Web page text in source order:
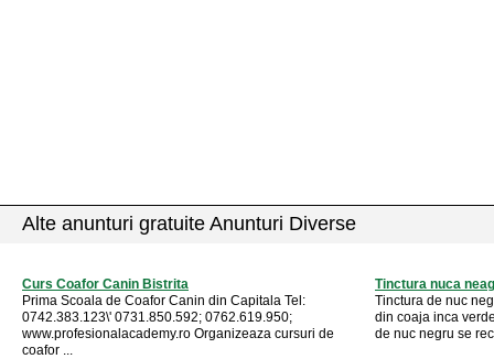
Alte anunturi gratuite Anunturi Diverse
Curs Coafor Canin Bistrita
Prima Scoala de Coafor Canin din Capitala Tel:
0742.383.123\' 0731.850.592; 0762.619.950;
www.profesionalacademy.ro Organizeaza cursuri de
coafor ...
Tinctura nuca
Tinctura de nuc
din coaja inca
de nuc negru se